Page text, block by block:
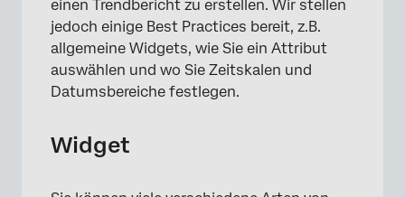
einen Trendbericht zu erstellen. Wir stellen
jedoch einige Best Practices bereit, z.B.
allgemeine Widgets, wie Sie ein Attribut
auswählen und wo Sie Zeitskalen und
Datumsbereiche festlegen.
Widget